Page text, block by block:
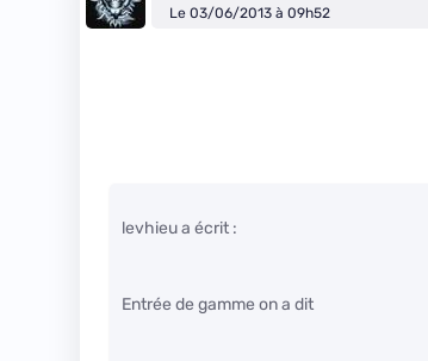
Le 03/06/2013 à 09h52
levhieu a écrit :
Entrée de gamme on a dit